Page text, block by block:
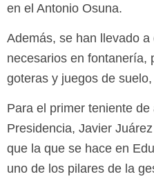
en el Antonio Osuna.
Además, se han llevado
necesarios en fontanería,
goteras y juegos de
Para el primer teniente
Presidencia, Javier
que la que se hace en
uno de los pilares de la